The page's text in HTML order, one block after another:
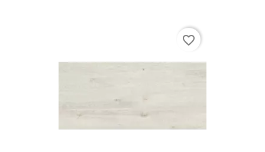
favorite_border